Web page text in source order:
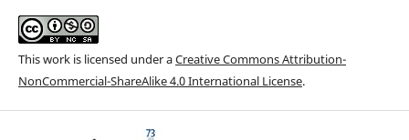
This work is licensed under aCreative Commons Attribution-
NonCommercial-ShareAlike 4.0 International License.